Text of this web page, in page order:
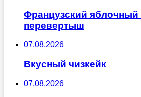
Французский яблочный
перевертыш
07.08.2026
Вкусный чизкейк
07.08.2026